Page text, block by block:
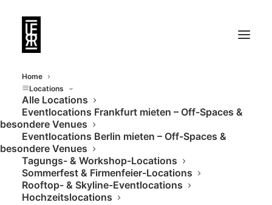
Home
Locations
Alle Locations
Eventlocations Frankfurt mieten – Off-Spaces &
besondere Venues
Eventlocations Berlin mieten – Off-Spaces &
besondere Venues
Tagungs- & Workshop-Locations
Sommerfest & Firmenfeier-Locations
Rooftop- & Skyline-Eventlocations
Hochzeitslocations
Vielfältig nutzbare
Eventlocationen in
Wedding